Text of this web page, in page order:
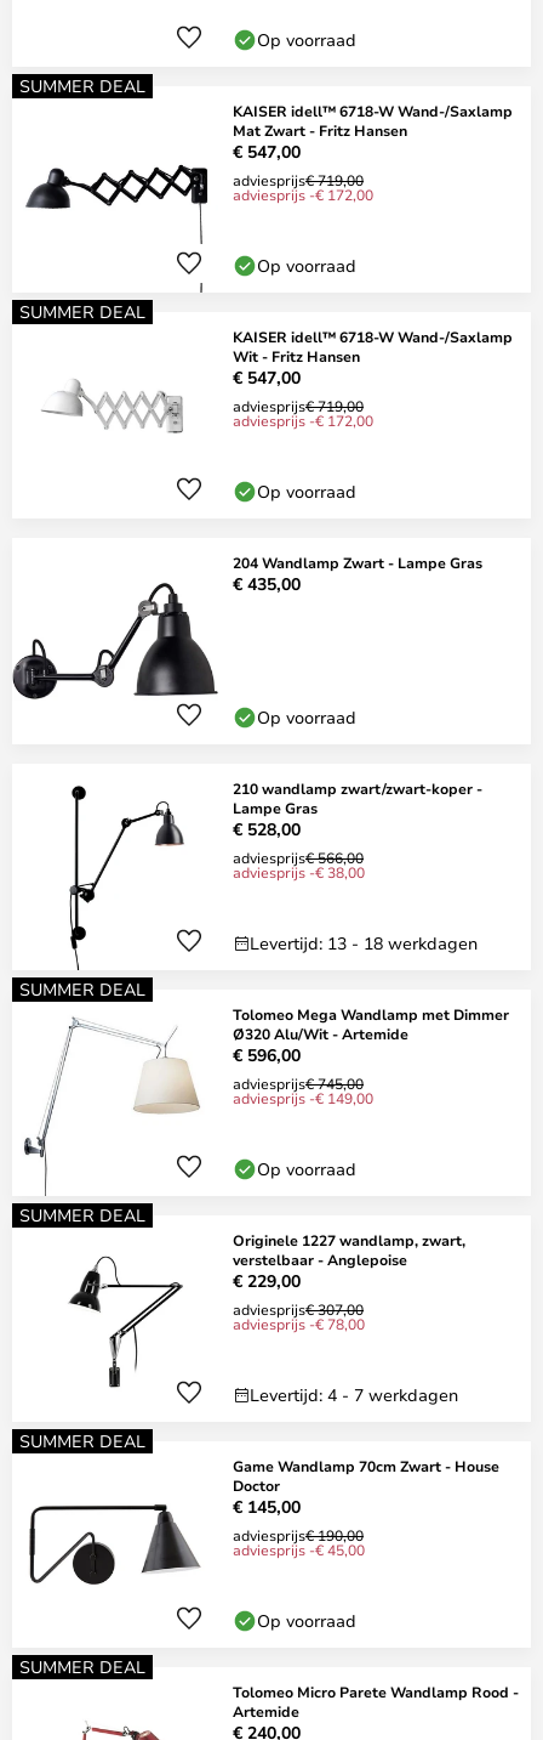
Op voorraad
SUMMER DEAL
KAISER idell™ 6718-W Wand-/Saxlamp
Mat Zwart - Fritz Hansen
€ 547,00
adviesprijs€ 719,00
adviesprijs -€ 172,00
Op voorraad
SUMMER DEAL
KAISER idell™ 6718-W Wand-/Saxlamp
Wit - Fritz Hansen
€ 547,00
adviesprijs€ 719,00
adviesprijs -€ 172,00
Op voorraad
204 Wandlamp Zwart - Lampe Gras
€ 435,00
Op voorraad
210 wandlamp zwart/zwart-koper -
Lampe Gras
€ 528,00
adviesprijs€ 566,00
adviesprijs -€ 38,00
Levertijd: 13 - 18 werkdagen
SUMMER DEAL
Tolomeo Mega Wandlamp met Dimmer
Ø320 Alu/Wit - Artemide
€ 596,00
adviesprijs€ 745,00
adviesprijs -€ 149,00
Op voorraad
SUMMER DEAL
Originele 1227 wandlamp, zwart,
verstelbaar - Anglepoise
€ 229,00
adviesprijs€ 307,00
adviesprijs -€ 78,00
Levertijd: 4 - 7 werkdagen
SUMMER DEAL
Game Wandlamp 70cm Zwart - House
Doctor
€ 145,00
adviesprijs€ 190,00
adviesprijs -€ 45,00
Op voorraad
SUMMER DEAL
Tolomeo Micro Parete Wandlamp Rood -
Artemide
€ 240,00